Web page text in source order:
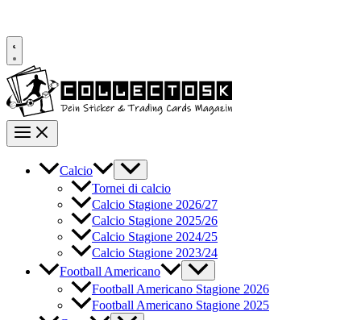
Calcio
Tornei di calcio
Calcio Stagione 2026/27
Calcio Stagione 2025/26
Calcio Stagione 2024/25
Calcio Stagione 2023/24
Football Americano
Football Americano Stagione 2026
Football Americano Stagione 2025